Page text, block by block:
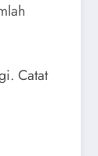
Catat